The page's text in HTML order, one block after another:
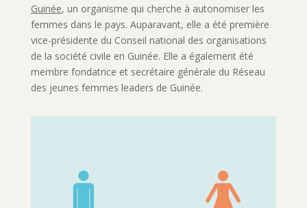
Guinée, un organisme qui cherche à autonomiser les
femmes dans le pays. Auparavant, elle a été première
vice-présidente du Conseil national des organisations
de la société civile en Guinée. Elle a également été
membre fondatrice et secrétaire générale du Réseau
des jeunes femmes leaders de Guinée.